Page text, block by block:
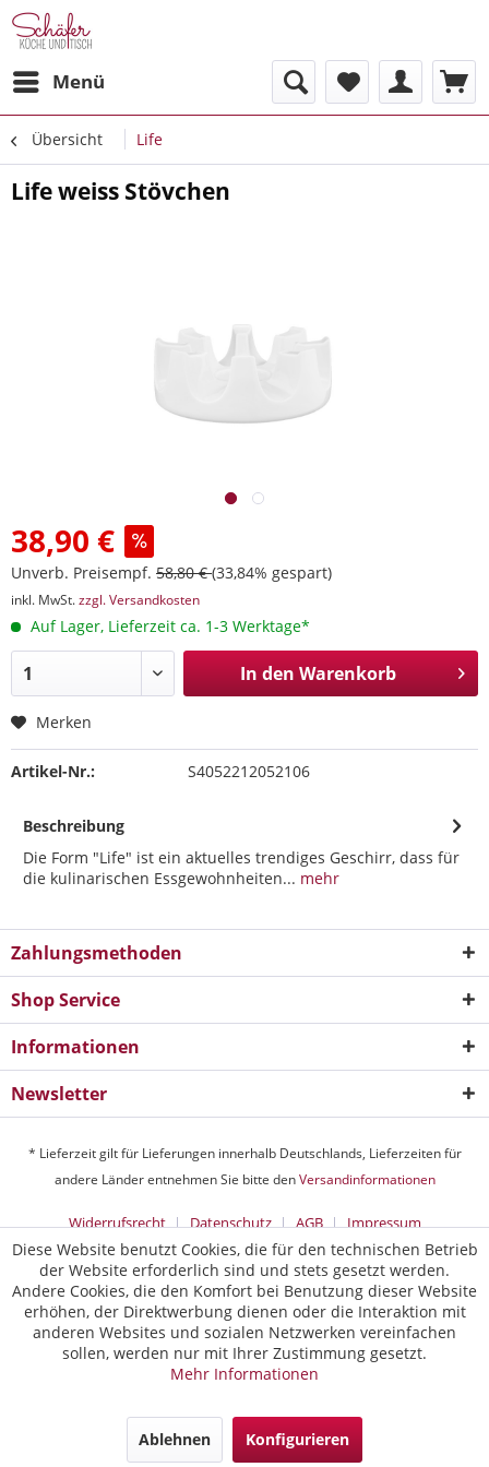
Menü
Übersicht Life
Life weiss Stövchen
38,90 €
Unverb. Preisempf. 58,80 €(33,84% gespart)
inkl. MwSt.zzgl. Versandkosten
Auf Lager, Lieferzeit ca. 1-3 Werktage*
In den Warenkorb
Merken
Artikel-Nr.: S4052212052106
Beschreibung
Die Form "Life" ist ein aktuelles trendiges Geschirr, dass für
die kulinarischen Essgewohnheiten... mehr
Zahlungsmethoden
Shop Service
Informationen
Newsletter
* Lieferzeit gilt für Lieferungen innerhalb Deutschlands, Lieferzeiten für
andere Länder entnehmen Sie bitte denVersandinformationen
Widerrufsrecht Datenschutz AGB Impressum
Diese Website benutzt Cookies, die für den technischen Betrieb
der Website erforderlich sind und stets gesetzt werden.
Andere Cookies, die den Komfort bei Benutzung dieser Website
erhöhen, der Direktwerbung dienen oder die Interaktion mit
anderen Websites und sozialen Netzwerken vereinfachen
sollen, werden nur mit Ihrer Zustimmung gesetzt.
Mehr Informationen
Ablehnen Konfigurieren